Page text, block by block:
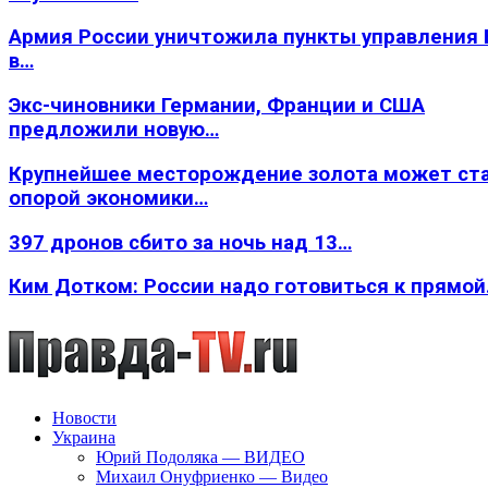
Армия России уничтожила пункты
в…
Экс-чиновники Германии, Франции и США
предложили новую…
Крупнейшее месторождение золота может
опорой экономики…
397 дронов сбито за ночь над 13…
Ким Дотком: России надо готовиться к
Новости
Украина
Юрий Подоляка — ВИДЕО
Михаил Онуфриенко — Видео